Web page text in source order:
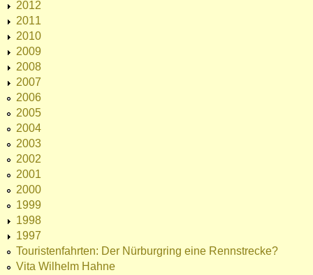
2012
2011
2010
2009
2008
2007
2006
2005
2004
2003
2002
2001
2000
1999
1998
1997
Touristenfahrten: Der Nürburgring eine Rennstrecke?
Vita Wilhelm Hahne